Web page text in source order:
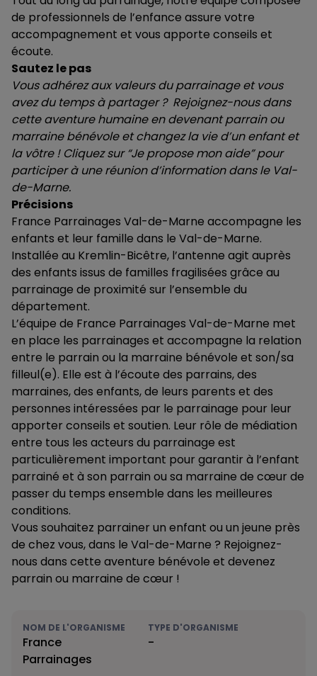
de professionnels de l’enfance assure votre
accompagnement et vous apporte conseils et
écoute.
Sautez le pas
Vous adhérez aux valeurs du parrainage et vous
avez du temps à partager ? Rejoignez-nous dans
cette aventure humaine en devenant parrain ou
marraine bénévole et changez la vie d’un enfant et
la vôtre ! Cliquez sur “Je propose mon aide” pour
participer à une réunion d’information dans le Val-
de-Marne.
Précisions
France Parrainages Val-de-Marne accompagne les
enfants et leur famille dans le Val-de-Marne.
Installée au Kremlin-Bicêtre, l’antenne agit auprès
des enfants issus de familles fragilisées grâce au
parrainage de proximité sur l’ensemble du
département.
L’équipe de France Parrainages Val-de-Marne met
en place les parrainages et accompagne la relation
entre le parrain ou la marraine bénévole et son/sa
filleul(e). Elle est à l’écoute des parrains, des
marraines, des enfants, de leurs parents et des
personnes intéressées par le parrainage pour leur
apporter conseils et soutien. Leur rôle de médiation
entre tous les acteurs du parrainage est
particulièrement important pour garantir à l’enfant
parrainé et à son parrain ou sa marraine de cœur de
passer du temps ensemble dans les meilleures
conditions.
Vous souhaitez parrainer un enfant ou un jeune près
de chez vous, dans le Val-de-Marne ? Rejoignez-
nous dans cette aventure bénévole et devenez
parrain ou marraine de cœur !
NOM DE L'ORGANISME
France
Parrainages
TYPE D'ORGANISME
-